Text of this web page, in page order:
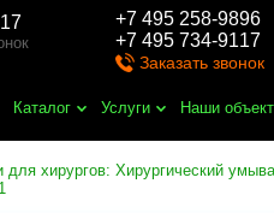
+7 495 258-9896
+7 495 734-9117
Заказать звонок
Каталог Услуги Наши
для хирургов: Хирургический